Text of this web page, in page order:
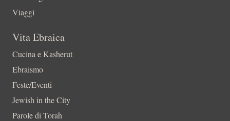
Viaggi
Vita Ebraica
Cucina e Kasherut
Ebraismo
Feste/Eventi
Jewish in the City
Parole di Torah